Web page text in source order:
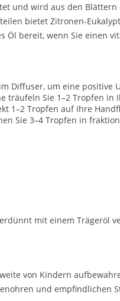
und wird aus den
bietet Zitronen-
Öl bereit, wenn Sie einen
Diffuser, um eine
Sie 1–2 Tropfen in
1–2 Tropfen auf Ihre
Sie 3–4 Tropfen in
mit einem
von Kindern
und empfindlichen